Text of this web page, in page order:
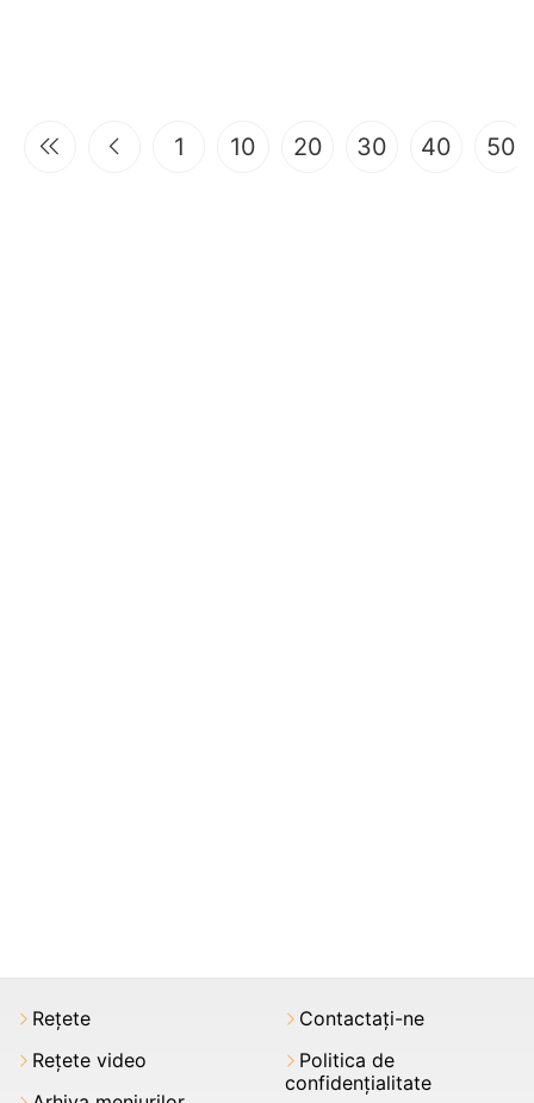
1 10 20 30 40 50
Rețete
Rețete video
Contactați-ne
Politica de
confidențialitate